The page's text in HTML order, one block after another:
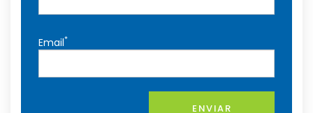
Email*
ENVIAR